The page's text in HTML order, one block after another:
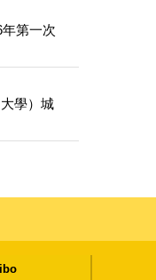
第一次
學）城